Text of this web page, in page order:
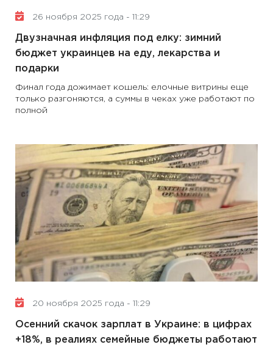
26 ноября 2025 года - 11:29
Двузначная инфляция под елку: зимний
бюджет украинцев на еду, лекарства и
подарки
Финал года дожимает кошель: елочные витрины еще
только разгоняются, а суммы в чеках уже работают по
полной
20 ноября 2025 года - 11:29
Осенний скачок зарплат в Украине: в цифрах
+18%, в реалиях семейные бюджеты работают